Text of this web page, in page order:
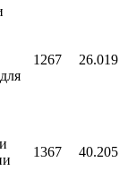
1267 26.019
1367 40.205